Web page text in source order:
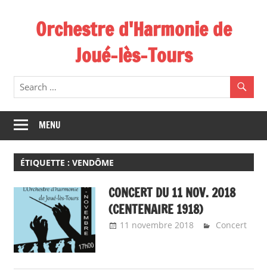
Orchestre d'Harmonie de
Joué-lès-Tours
MENU
ÉTIQUETTE : VENDÔME
CONCERT DU 11 NOV. 2018
(CENTENAIRE 1918)
11 novembre 2018
Emeline
Concert